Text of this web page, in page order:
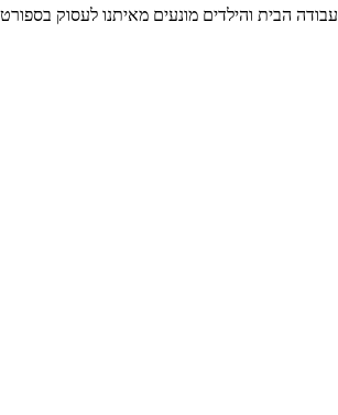
הבית והילדים מונעים מאיתנו לעסוק